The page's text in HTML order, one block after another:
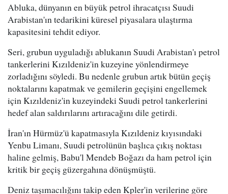
Abluka, dünyanın en büyük petrol ihracatçısı Suudi
Arabistan'ın tedarikini küresel piyasalara ulaştırma
kapasitesini tehdit ediyor.
Seri, grubun uyguladığı ablukanın Suudi Arabistan'ı petrol
tankerlerini Kızıldeniz'in kuzeyine yönlendirmeye
zorladığını söyledi. Bu nedenle grubun artık bütün geçiş
noktalarını kapatmak ve gemilerin geçişini engellemek
için Kızıldeniz'in kuzeyindeki Suudi petrol tankerlerini
hedef alan saldırılarını artıracağını dile getirdi.
İran'ın Hürmüz'ü kapatmasıyla Kızıldeniz kıyısındaki
Yenbu Limanı, Suudi petrolünün başlıca çıkış noktası
haline gelmiş, Babu'l Mendeb Boğazı da ham petrol için
kritik bir geçiş güzergahına dönüşmüştü.
Deniz taşımacılığını takip eden Kpler'in verilerine göre